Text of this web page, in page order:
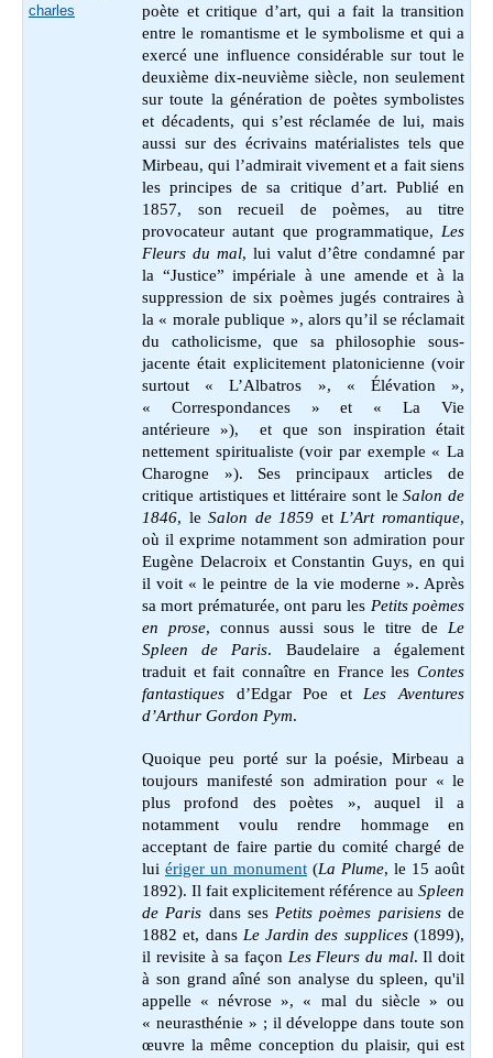
charles
poète et critique d’art, qui a fait la transition
entre le romantisme et le symbolisme et qui a
exercé une influence considérable sur tout le
deuxième dix-neuvième siècle, non seulement
sur toute la génération de poètes symbolistes
et décadents, qui s’est réclamée de lui, mais
aussi sur des écrivains matérialistes tels que
Mirbeau, qui l’admirait vivement et a fait siens
les principes de sa critique d’art. Publié en
1857, son recueil de poèmes, au titre
provocateur autant que programmatique, Les
Fleurs du mal, lui valut d’être condamné par
la “Justice” impériale à une amende et à la
suppression de six poèmes jugés contraires à
la « morale publique », alors qu’il se réclamait
du catholicisme, que sa philosophie sous-
jacente était explicitement platonicienne (voir
surtout « L’Albatros », « Élévation »,
« Correspondances » et « La Vie
antérieure »), et que son inspiration était
nettement spiritualiste (voir par exemple « La
Charogne »). Ses principaux articles de
critique artistiques et littéraire sont leSalon de
1846, leSalon de 1859 etL’Art romantique,
où il exprime notamment son admiration pour
Eugène Delacroix et Constantin Guys, en qui
il voit « le peintre de la vie moderne ». Après
sa mort prématurée, ont paru les Petits poèmes
en prose, connus aussi sous le titre de Le
Spleen de Paris. Baudelaire a également
traduit et fait connaître en France les Contes
fantastiques d’Edgar Poe etLes Aventures
d’Arthur Gordon Pym.
Quoique peu porté sur la poésie, Mirbeau a
toujours manifesté son admiration pour « le
plus profond des poètes », auquel il a
notamment voulu rendre hommage en
acceptant de faire partie du comité chargé de
lui ériger un monument (La Plume, le 15 août
1892). Il fait explicitement référence au Spleen
de Paris dans sesPetits poèmes parisiensde
1882 et, dans Le Jardin des supplices(1899),
il revisite à sa façon Les Fleurs du mal. Il doit
à son grand aîné son analyse du spleen, qu'il
appelle « névrose », « mal du siècle » ou
« neurasthénie » ; il développe dans toute son
œuvre la même conception du plaisir, qui est